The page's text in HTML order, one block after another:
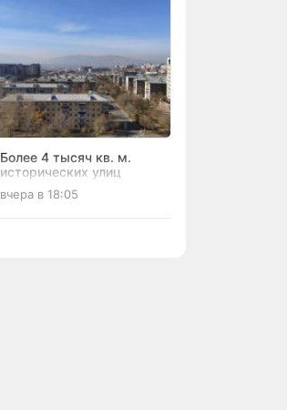
Более 4 тысяч кв. м.
исторических улиц
обновят в Чите за 1,5 млрд
рублей
вчера в 18:05